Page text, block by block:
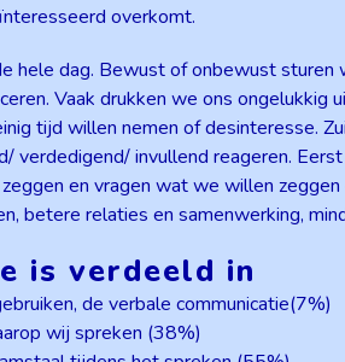
overkomt.
hele dag. Bewust of onbewust sturen
Vaak drukken we ons
tijd willen nemen of desinteresse.
verdedigend/ invullend reageren.
en vragen wat we willen
betere relaties en samenwerking,
is verdeeld in
de verbale communicatie(7%)
wij spreken (38%)